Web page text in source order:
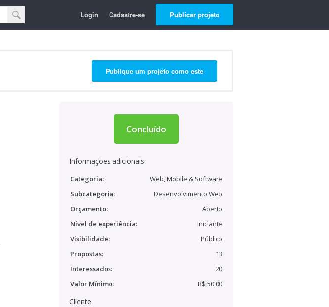
Login Cadastre-se Publicar projeto
Publique um projeto como este
Concluído
Informações adicionais
Categoria:
Web, Mobile & Software
Subcategoria:
Desenvolvimento Web
Orçamento:
Aberto
Nível de experiência:
Iniciante
Visibilidade:
Público
Propostas:
13
Interessados:
20
Valor Mínimo:
R$ 50,00
Cliente